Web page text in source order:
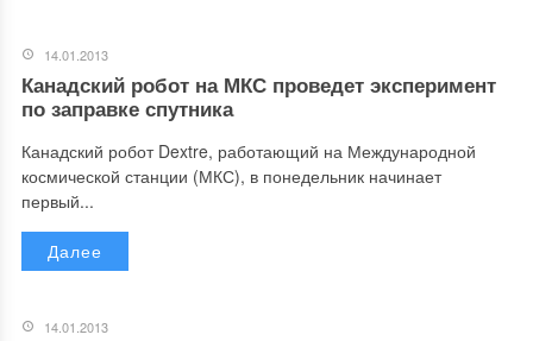
14.01.2013
Канадский робот на МКС проведет эксперимент
по заправке спутника
Канадский робот Dextre, работающий на Международной
космической станции (МКС), в понедельник начинает
первый...
Далее
14.01.2013